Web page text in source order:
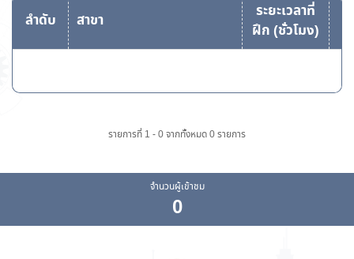
ลำดับ สาขา
ระยะเวลาที่
ฝึก (ชั่วโมง)
รายการที่ 1 - 0 จากทั้งหมด 0 รายการ
จำนวนผู้เข้าชม
0